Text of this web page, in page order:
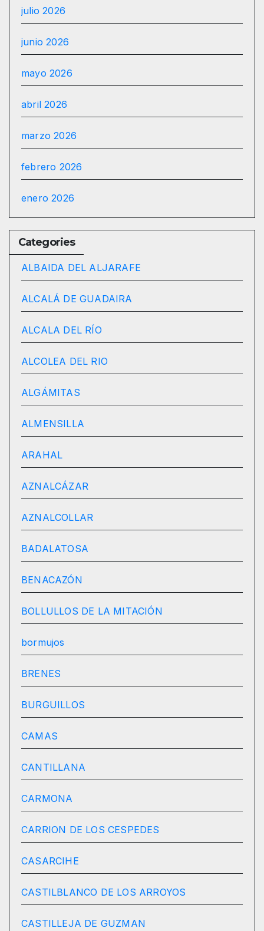
julio 2026
junio 2026
mayo 2026
abril 2026
marzo 2026
febrero 2026
enero 2026
Categories
ALBAIDA DEL ALJARAFE
ALCALÁ DE GUADAIRA
ALCALA DEL RÍO
ALCOLEA DEL RIO
ALGÁMITAS
ALMENSILLA
ARAHAL
AZNALCÁZAR
AZNALCOLLAR
BADALATOSA
BENACAZÓN
BOLLULLOS DE LA MITACIÓN
bormujos
BRENES
BURGUILLOS
CAMAS
CANTILLANA
CARMONA
CARRION DE LOS CESPEDES
CASARCIHE
CASTILBLANCO DE LOS ARROYOS
CASTILLEJA DE GUZMAN